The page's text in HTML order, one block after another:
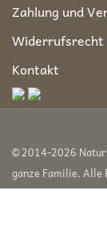
Zahlung und
Widerrufsrecht
Kontakt
© 2014-2026
ganze Familie. Alle